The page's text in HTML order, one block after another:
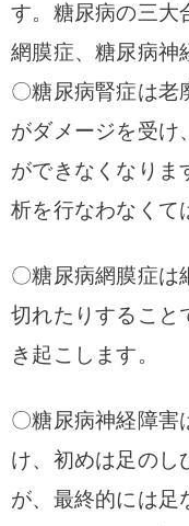
す。 糖尿病の三大
網膜症、糖尿病神
〇糖尿病腎症は老
がダメージを受け
ができなくなりま
析を行なわなくて
〇糖尿病網膜症は
切れたりすること
き起こします。
〇糖尿病神経障害
け、初めは足のし
が、最終的には足